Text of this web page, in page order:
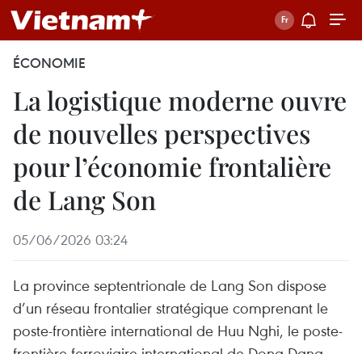
ÉCONOMIE
La logistique moderne ouvre
de nouvelles perspectives
pour l’économie frontalière
de Lang Son
05/06/2026 03:24
La province septentrionale de Lang Son dispose
d’un réseau frontalier stratégique comprenant le
poste-frontière international de Huu Nghi, le poste-